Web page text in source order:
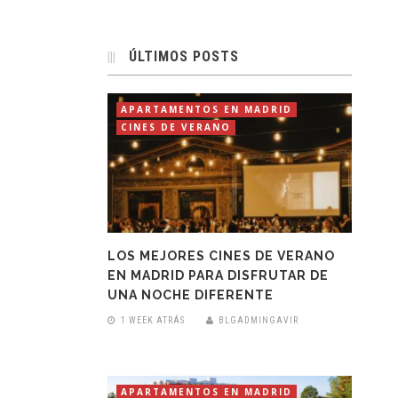
ÚLTIMOS POSTS
APARTAMENTOS EN MADRID
CINES DE VERANO
LOS MEJORES CINES DE VERANO
EN MADRID PARA DISFRUTAR DE
UNA NOCHE DIFERENTE
1 WEEK ATRÁS BLGADMINGAVIR
APARTAMENTOS EN MADRID